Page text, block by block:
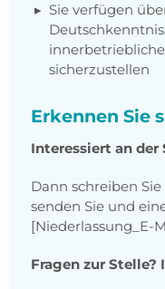
Sie verfügen
sicherzustellen
Erkennen Sie
Interessiert an
Dann schreiben
senden Sie und
[Niederlassung_E-
Fragen zur Stelle?